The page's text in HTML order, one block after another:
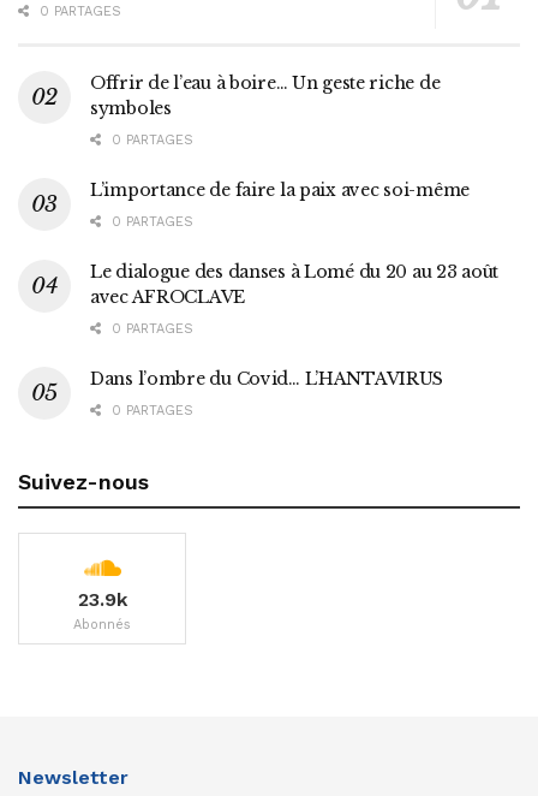
0 PARTAGES
Offrir de l’eau à boire… Un geste riche de
symboles
0 PARTAGES
L’importance de faire la paix avec soi-même
0 PARTAGES
Le dialogue des danses à Lomé du 20 au 23 août
avec AFROCLAVE
0 PARTAGES
Dans l’ombre du Covid… L’HANTAVIRUS
0 PARTAGES
Suivez-nous
23.9k
Abonnés
Newsletter